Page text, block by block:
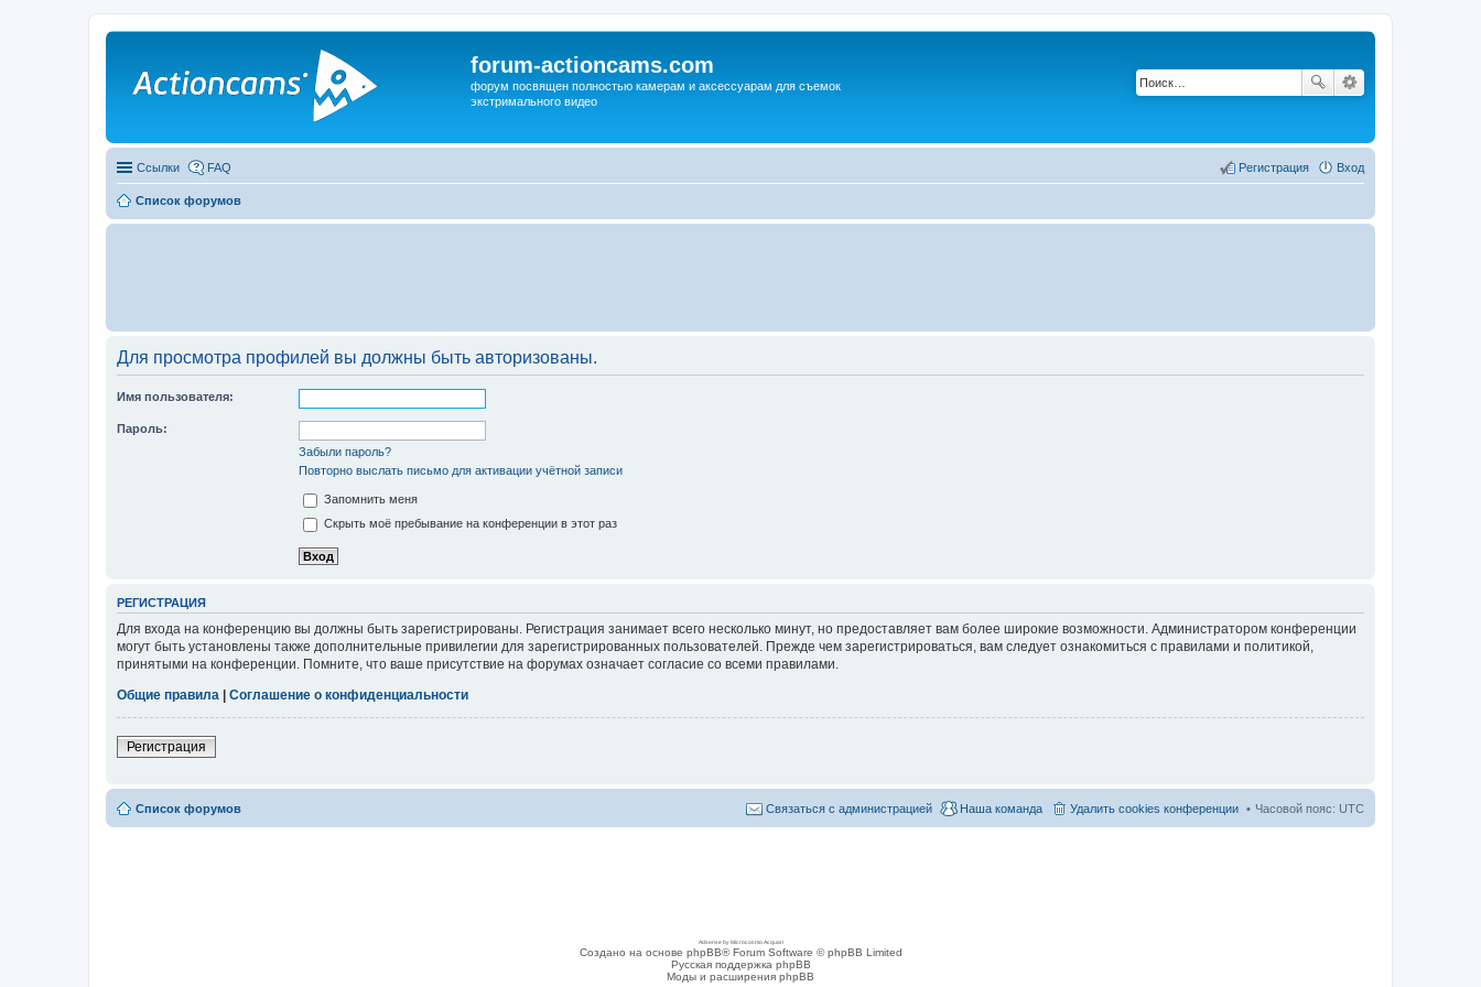
forum-actioncams.com
форум посвящен полностью камерам и аксессуарам для съемок
экстримального видео
Ссылки FAQ Вход
Регистрация
Список форумов
Для просмотра профилей вы должны быть авторизованы.
Имя пользователя:
Пароль:
Забыли пароль?
Повторно выслать письмо для активации учётной записи
Запомнить меня
Скрыть моё пребывание на конференции в этот раз
РЕГИСТРАЦИЯ
Для входа на конференцию вы должны быть зарегистрированы. Регистрация занимает всего несколько минут, но предоставляет вам более широкие возможности. Администратором конференции
могут быть установлены также дополнительные привилегии для зарегистрированных пользователей. Прежде чем зарегистрироваться, вам следует ознакомиться с правилами и политикой,
принятыми на конференции. Помните, что ваше присутствие на форумах означает согласие со всеми правилами.
Общие правила | Соглашение о конфиденциальности
Регистрация
Список форумов Часовой пояс: UTC
Удалить cookies конференции
Наша команда
Связаться с администрацией
Adsense by Microcosmo Acquari
Создано на основе phpBB® Forum Software © phpBB Limited
Русская поддержка phpBB
Моды и расширения phpBB